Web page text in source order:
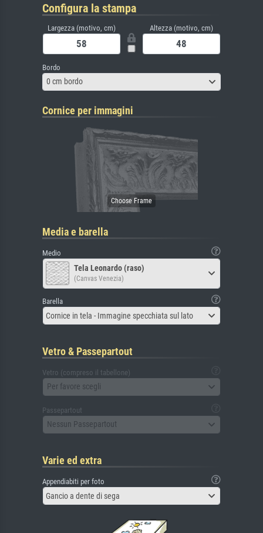
Configura la stampa
Largezza (motivo, cm) Altezza (motivo, cm)
Bordo
0 cm bordo
Cornice per immagini
Media e barella
Medio
Tela Leonardo (raso)
(Canvas Venezia)
Barella
Cornice in tela - Immagine specchiata sul lato
Vetro & Passepartout
Vetro (compreso il tabellone)
Per favore scegli
Passepartout
Nessun Passepartout
Varie ed extra
Appendiabiti per foto
Gancio a dente di sega